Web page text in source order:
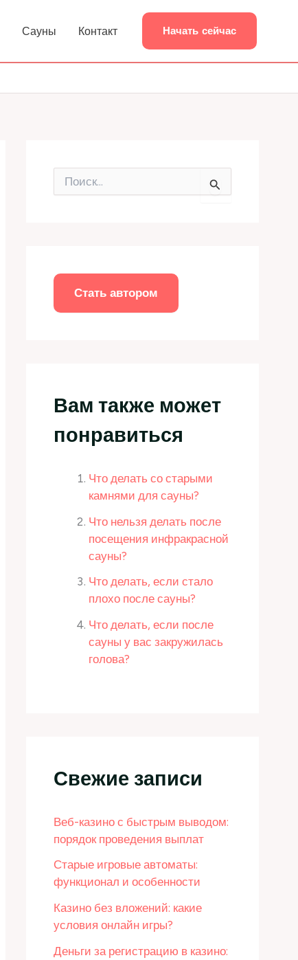
Сауны Контакт Начать сейчас
Стать автором
Вам также может
понравиться
Что делать со старыми
камнями для сауны?
Что нельзя делать после
посещения инфракрасной
сауны?
Что делать, если стало
плохо после сауны?
Что делать, если после
сауны у вас закружилась
голова?
Свежие записи
Веб-казино с быстрым выводом:
порядок проведения выплат
Старые игровые автоматы:
функционал и особенности
Казино без вложений: какие
условия онлайн игры?
Деньги за регистрацию в казино: